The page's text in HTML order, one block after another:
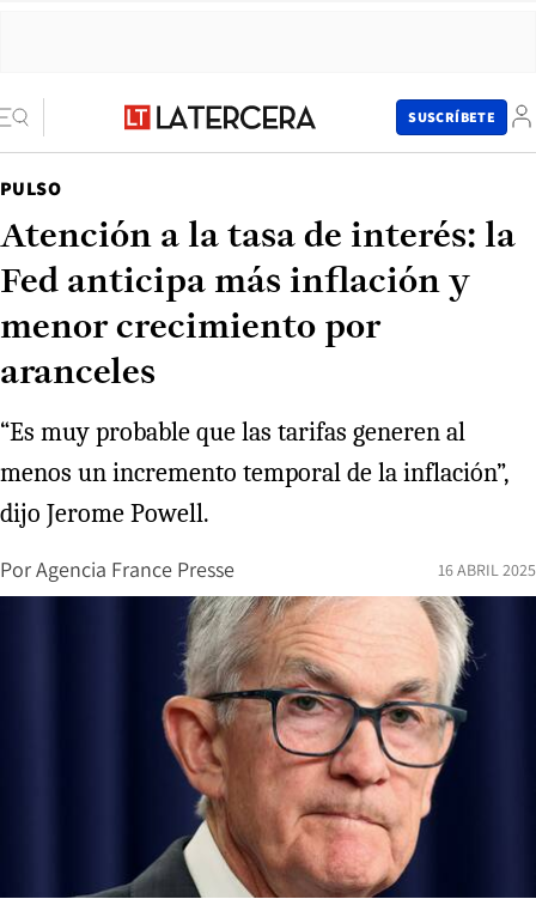
SUSCRÍBETE
PULSO
Atención a la tasa de interés: la
Fed anticipa más inflación y
menor crecimiento por
aranceles
“Es muy probable que las tarifas generen al
menos un incremento temporal de la inflación”,
dijo Jerome Powell.
PorAgencia France Presse 16 ABRIL 2025